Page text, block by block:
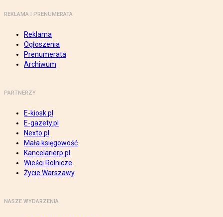
REKLAMA I PRENUMERATA
Reklama
Ogłoszenia
Prenumerata
Archiwum
PARTNERZY
E-kiosk.pl
E-gazety.pl
Nexto.pl
Mała księgowość
Kancelarierp.pl
Wieści Rolnicze
Życie Warszawy
NASZE WYDARZENIA